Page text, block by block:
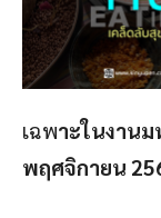
เฉพาะในงาน
พฤศจิกายน